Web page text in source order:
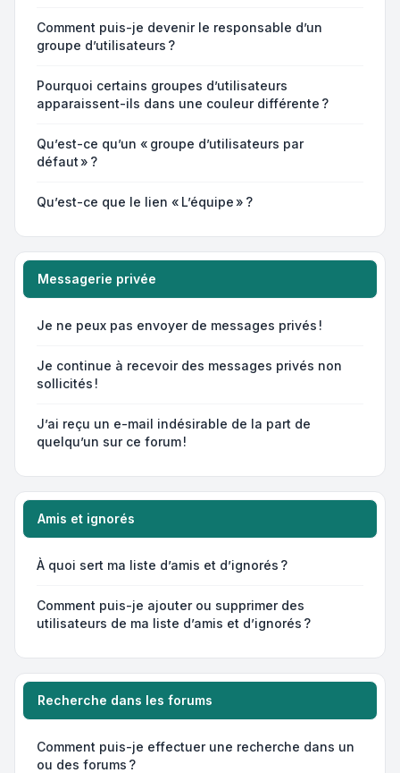
Comment puis-je devenir le responsable d’un
groupe d’utilisateurs ?
Pourquoi certains groupes d’utilisateurs
apparaissent-ils dans une couleur différente ?
Qu’est-ce qu’un « groupe d’utilisateurs par
défaut » ?
Qu’est-ce que le lien « L’équipe » ?
Messagerie privée
Je ne peux pas envoyer de messages privés !
Je continue à recevoir des messages privés non
sollicités !
J’ai reçu un e-mail indésirable de la part de
quelqu’un sur ce forum !
Amis et ignorés
À quoi sert ma liste d’amis et d’ignorés ?
Comment puis-je ajouter ou supprimer des
utilisateurs de ma liste d’amis et d’ignorés ?
Recherche dans les forums
Comment puis-je effectuer une recherche dans un
ou des forums ?